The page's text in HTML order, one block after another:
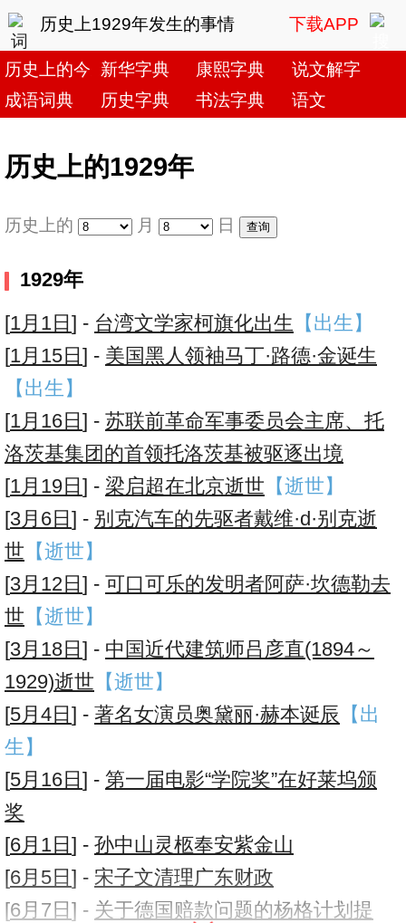
历史上1929年发生的事情 下载APP
历史上的今天新华字典 康熙字典
说文解字
成语词典
历史字典 书法字典 语文
历史上的1929年
历史上的 月 日
1929年
[1月1日 ] - 台湾文学家柯旗化出生 【出生】
[1月15日 ] - 美国黑人领袖马丁·路德·金诞生
【出生】
[1月16日 ] - 苏联前革命军事委员会主席、托
洛茨基集团的首领托洛茨基被驱逐出境
[1月19日 ] - 梁启超在北京逝世 【逝世】
[3月6日 ] - 别克汽车的先驱者戴维·d·别克逝
世 【逝世】
[3月12日 ] - 可口可乐的发明者阿萨·坎德勒去
世 【逝世】
[3月18日 ] - 中国近代建筑师吕彦直(1894～
1929)逝世 【逝世】
[5月4日 ] - 著名女演员奥黛丽·赫本诞辰 【出
生】
[5月16日 ] - 第一届电影“学院奖”在好莱坞颁
奖
[6月1日 ] - 孙中山灵柩奉安紫金山
[6月5日] - 宋子文清理广东财政
[6月7日] - 关于德国赔款问题的杨格计划提